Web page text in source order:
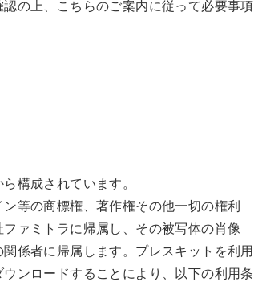
の上、こちらのご案内に従って必要事項
構成されています。
等の商標権、著作権その他一切の権利
ァミトラに帰属し、その被写体の肖像
係者に帰属します。プレスキットを利用
ンロードすることにより、以下の利用条